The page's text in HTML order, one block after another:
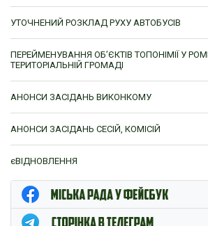
УТОЧНЕНИЙ РОЗКЛАД РУХУ АВТОБУСІВ
ПЕРЕЙМЕНУВАННЯ ОБ’ЄКТІВ ТОПОНІМІЇ У
ТЕРИТОРІАЛЬНІЙ ГРОМАДІ
АНОНСИ ЗАСІДАНЬ ВИКОНКОМУ
АНОНСИ ЗАСІДАНЬ СЕСІЙ, КОМІСІЙ
єВІДНОВЛЕННЯ
ЦНАП м. Ромни